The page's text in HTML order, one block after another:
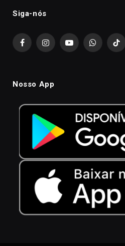
Siga-nós
FacebookInstagramYouTubeWhatsApp
Nosso App